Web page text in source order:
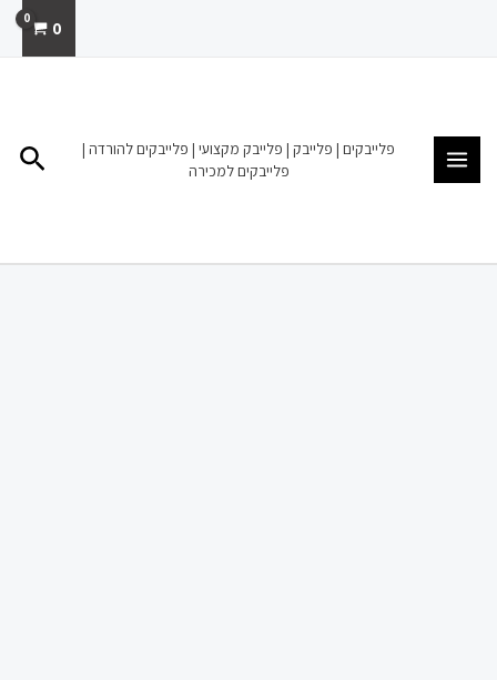
0
פלייבקים | פלייבק | פלייבק מקצועי | פלייבקים להורדה |
פלייבקים למכירה